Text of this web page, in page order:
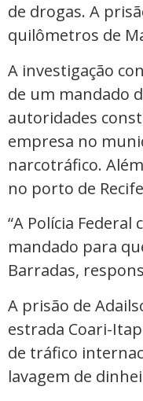
de drogas. A
quilômetros de
A investigação
de um mandado
autoridades
empresa no
narcotráfico.
no porto de
“A Polícia
mandado para
Barradas,
A prisão de
estrada Coari-
de tráfico
lavagem de